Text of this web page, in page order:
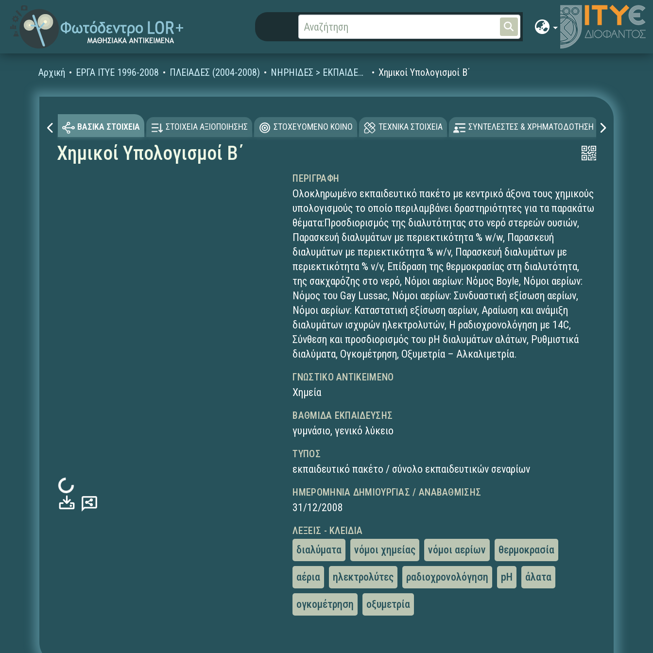
Αρχική ΕΡΓΑ ΙΤΥΕ 1996-2008 ΠΛΕΙΑΔΕΣ (2004-2008) ΝΗΡΗΙΔΕΣ > ΕΚΠΑΙΔΕΥΤΙΚΑ ΠΑΚΕΤΑ Χημικοί Υπολογισμοί Β΄
ΒΑΣΙΚΑ ΣΤΟΙΧΕΙΑ ΣΤΟΙΧΕΙΑ ΑΞΙΟΠΟΙΗΣΗΣ ΣΤΟΧΕΥΟΜΕΝΟ ΚΟΙΝΟ ΤΕΧΝΙΚΑ ΣΤΟΙΧΕΙΑ ΣΥΝΤΕΛΕΣΤΕΣ & ΧΡΗΜΑΤΟΔΟΤΗΣΗ
Χημικοί Υπολογισμοί Β΄
Φόρτωση...
ΠΕΡΙΓΡΑΦΉ
Ολοκληρωμένο εκπαιδευτικό πακέτο με κεντρικό άξονα τους χημικούς
υπολογισμούς το οποίο περιλαμβάνει δραστηριότητες για τα παρακάτω
θέματα:Προσδιορισμός της διαλυτότητας στο νερό στερεών ουσιών,
Παρασκευή διαλυμάτων με περιεκτικότητα % w/w, Παρασκευή
διαλυμάτων με περιεκτικότητα % w/v, Παρασκευή διαλυμάτων με
περιεκτικότητα % v/v, Επίδραση της θερμοκρασίας στη διαλυτότητα,
της σακχαρόζης στο νερό, Νόμοι αερίων: Νόμος Boyle, Νόμοι αερίων:
Νόμος του Gay Lussac, Νόμοι αερίων: Συνδυαστική εξίσωση αερίων,
Νόμοι αερίων: Καταστατική εξίσωση αερίων, Αραίωση και ανάμιξη
διαλυμάτων ισχυρών ηλεκτρολυτών, Η ραδιοχρονολόγηση με 14C,
Σύνθεση και προσδιορισμός του pH διαλυμάτων αλάτων, Ρυθμιστικά
διαλύματα, Ογκομέτρηση, Οξυμετρία – Αλκαλιμετρία.
ΓΝΩΣΤΙΚΌ ΑΝΤΙΚΕΊΜΕΝΟ
Χημεία
ΒΑΘΜΊΔΑ ΕΚΠΑΊΔΕΥΣΗΣ
γυμνάσιο,γενικό λύκειο
ΤΎΠΟΣ
εκπαιδευτικό πακέτο / σύνολο εκπαιδευτικών σεναρίων
ΗΜΕΡΟΜΗΝΊΑ ΔΗΜΙΟΥΡΓΊΑΣ / ΑΝΑΒΆΘΜΙΣΗΣ
31/12/2008
ΛΈΞΕΙΣ - ΚΛΕΙΔΙΆ
διαλύματα νόμοι χημείας νόμοι αερίων θερμοκρασία
αέρια ηλεκτρολύτες ραδιοχρονολόγηση pH άλατα
ογκομέτρηση οξυμετρία